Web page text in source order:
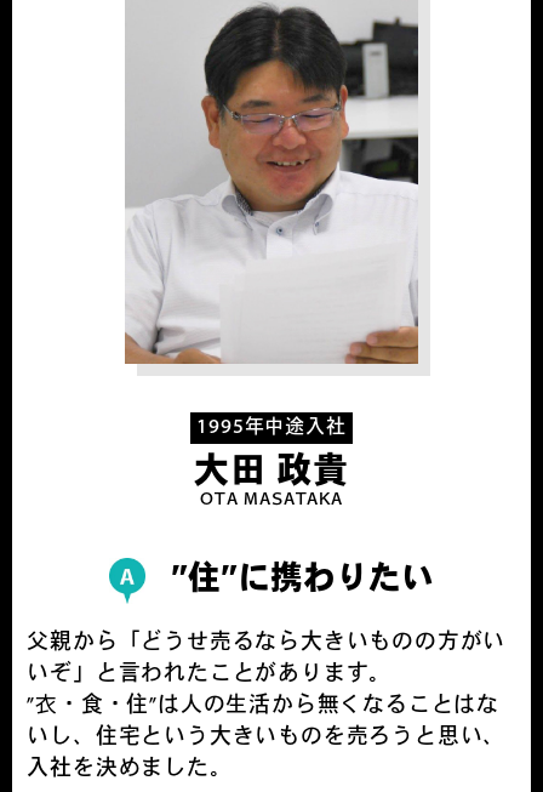
1995年中途入社
大田 政貴
OTA MASATAKA
”住”に携わりたい
父親から「どうせ売るなら大きいものの方がい
いぞ」と言われたことがあります。
”衣・食・住”は人の生活から無くなることはな
いし、住宅という大きいものを売ろうと思い、
入社を決めました。